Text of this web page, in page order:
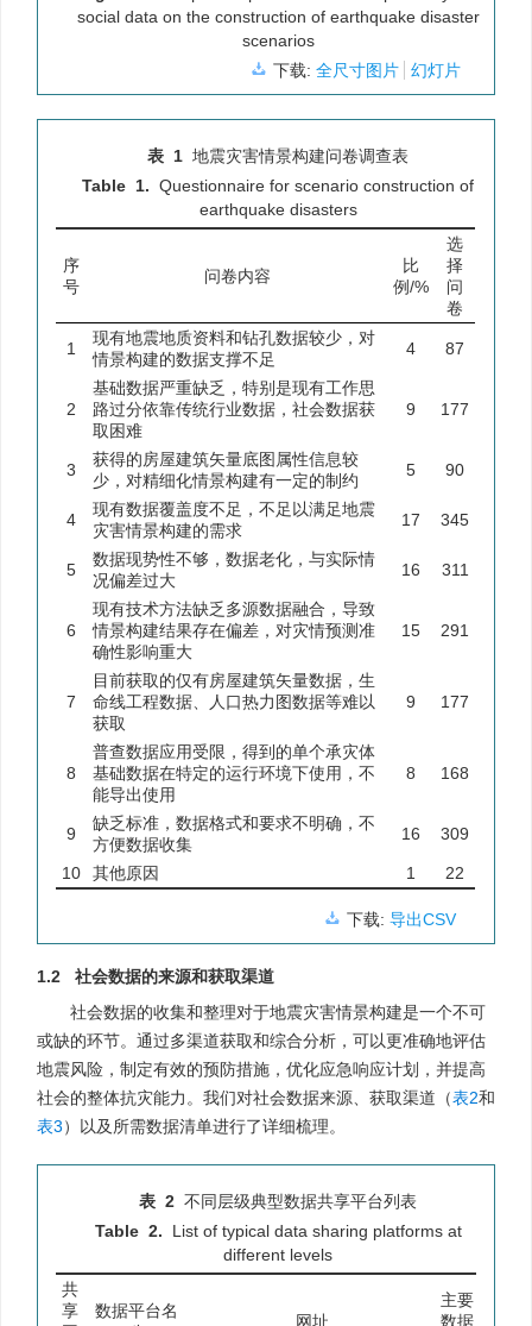
social data on the construction of earthquake disaster
scenarios
下载: 全尺寸图片 幻灯片
表 1 地震灾害情景构建问卷调查表
Table 1. Questionnaire for scenario construction of
earthquake disasters
序
号
问卷内容
比
例/%
选
择
问
卷
1
现有地震地质资料和钻孔数据较少，对
情景构建的数据支撑不足
4 87
2
基础数据严重缺乏，特别是现有工作思
路过分依靠传统行业数据，社会数据获
取困难
9 177
3
获得的房屋建筑矢量底图属性信息较
少，对精细化情景构建有一定的制约
5 90
4
现有数据覆盖度不足，不足以满足地震
灾害情景构建的需求
17 345
5
数据现势性不够，数据老化，与实际情
况偏差过大
16 311
6
现有技术方法缺乏多源数据融合，导致
情景构建结果存在偏差，对灾情预测准
确性影响重大
15 291
7
目前获取的仅有房屋建筑矢量数据，生
命线工程数据、人口热力图数据等难以
获取
9 177
8
普查数据应用受限，得到的单个承灾体
基础数据在特定的运行环境下使用，不
能导出使用
8 168
9
缺乏标准，数据格式和要求不明确，不
方便数据收集
16 309
10 其他原因 1 22
下载: 导出CSV
1.2 社会数据的来源和获取渠道
社会数据的收集和整理对于地震灾害情景构建是一个不可
或缺的环节。通过多渠道获取和综合分析，可以更准确地评估
地震风险，制定有效的预防措施，优化应急响应计划，并提高
社会的整体抗灾能力。我们对社会数据来源、获取渠道（表2和
表3）以及所需数据清单进行了详细梳理。
表 2 不同层级典型数据共享平台列表
Table 2.
List of typical data sharing platforms at
different levels
共
享
数据平台名
网址
主要
数据